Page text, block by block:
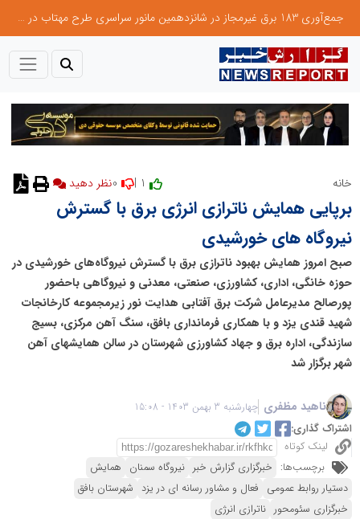
جمع‌آوری 183 برق غیرمجاز در شانزدهمین مانور سراسری طرح مهتاب در استان تهران
خانه
برپایی همایش ناترازی انرژی برق با گسترش
نیروگاه های خورشیدی
صبح امروز همایش بهبود ناترازی برق با گسترش نیروگاه‌های خورشیدی در
حوزه خانگی، اداری، کشاورزی، صنعتی، معدنی و نیروگاهی باحضور
پورصالح مدیرعامل شرکت برق آفتابی هدایت نور زیرمجموعه کارخانجات
شهید قندی یزد و با همکاری فرمانداری بافق، سنگ آهن مرکزی، بسیج
سازندگی، اداره برق و جهاد کشاورزی شهرستان در سالن همایشهای آهن
شهر برگزار شد
ناهید مظفری چهارشنبه 3 بهمن 1403 - 15:08
اشتراک گذاری:
لینک کوتاه
برچسب‌ها: خبرگزاری گزارش خبر نیروگاه سمنان همایش
دستیار روابط عمومی فعال و مشاور رسانه ای در یزد شهرستان بافق
خبرگزاری سئومحور ناترازی انرژی